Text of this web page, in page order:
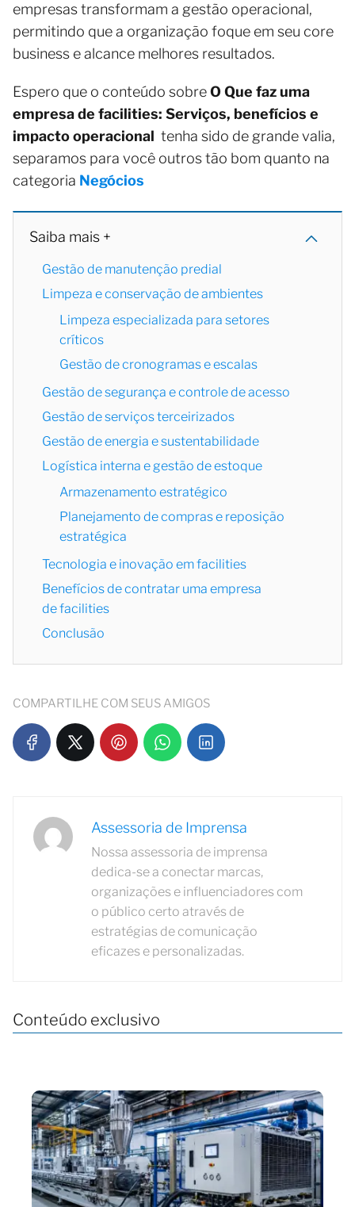
empresas transformam a gestão operacional,
permitindo que a organização foque em seu core
business e alcance melhores resultados.
Espero que o conteúdo sobreO Que faz uma
empresa de facilities: Serviços, benefícios e
impacto operacional tenha sido de grande valia,
separamos para você outros tão bom quanto na
categoria Negócios
Saiba mais +
Gestão de manutenção predial
Limpeza e conservação de ambientes
Limpeza especializada para setores
críticos
Gestão de cronogramas e escalas
Gestão de segurança e controle de acesso
Gestão de serviços terceirizados
Gestão de energia e sustentabilidade
Logística interna e gestão de estoque
Armazenamento estratégico
Planejamento de compras e reposição
estratégica
Tecnologia e inovação em facilities
Benefícios de contratar uma empresa
de facilities
Conclusão
COMPARTILHE COM SEUS AMIGOS
Assessoria de Imprensa
Nossa assessoria de imprensa
dedica-se a conectar marcas,
organizações e influenciadores com
o público certo através de
estratégias de comunicação
eficazes e personalizadas.
Conteúdo exclusivo